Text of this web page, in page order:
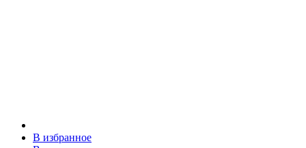
В избранное